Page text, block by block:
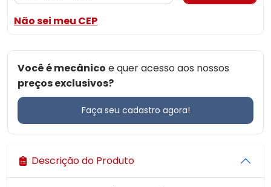
Não sei meu CEP
Você é mecânico e quer acesso aos nossos
preços exclusivos?
Faça seu cadastro agora!
Descrição do Produto